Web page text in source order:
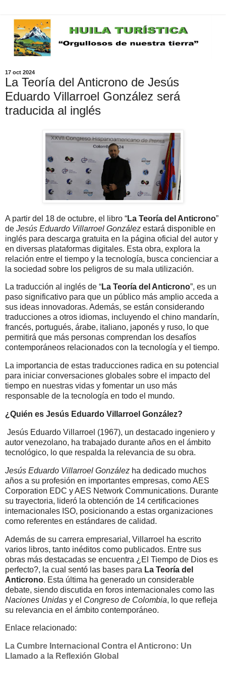
17 oct 2024
La Teoría del Anticrono de Jesús
Eduardo Villarroel González será
traducida al inglés
A partir del 18 de octubre, el libro “La Teoría del Anticrono”
de Jesús Eduardo Villarroel González estará disponible en
inglés para descarga gratuita en la página oficial del autor y
en diversas plataformas digitales. Esta obra, explora la
relación entre el tiempo y la tecnología, busca concienciar a
la sociedad sobre los peligros de su mala utilización.
La traducción al inglés de “La Teoría del Anticrono”, es un
paso significativo para que un público más amplio acceda a
sus ideas innovadoras. Además, se están considerando
traducciones a otros idiomas, incluyendo el chino mandarín,
francés, portugués, árabe, italiano, japonés y ruso, lo que
permitirá que más personas comprendan los desafíos
contemporáneos relacionados con la tecnología y el tiempo.
La importancia de estas traducciones radica en su potencial
para iniciar conversaciones globales sobre el impacto del
tiempo en nuestras vidas y fomentar un uso más
responsable de la tecnología en todo el mundo.
¿Quién es Jesús Eduardo Villarroel González?
Jesús Eduardo Villarroel (1967), un destacado ingeniero y
autor venezolano, ha trabajado durante años en el ámbito
tecnológico, lo que respalda la relevancia de su obra.
Jesús Eduardo Villarroel González ha dedicado muchos
años a su profesión en importantes empresas, como AES
Corporation EDC y AES Network Communications. Durante
su trayectoria, lideró la obtención de 14 certificaciones
internacionales ISO, posicionando a estas organizaciones
como referentes en estándares de calidad.
Además de su carrera empresarial, Villarroel ha escrito
varios libros, tanto inéditos como publicados. Entre sus
obras más destacadas se encuentra ¿El Tiempo de Dios es
perfecto?, la cual sentó las bases para La Teoría del
Anticrono. Esta última ha generado un considerable
debate, siendo discutida en foros internacionales como las
Naciones Unidas y el Congreso de Colombia, lo que refleja
su relevancia en el ámbito contemporáneo.
Enlace relacionado:
La Cumbre Internacional Contra el Anticrono: Un
Llamado a la Reflexión Global